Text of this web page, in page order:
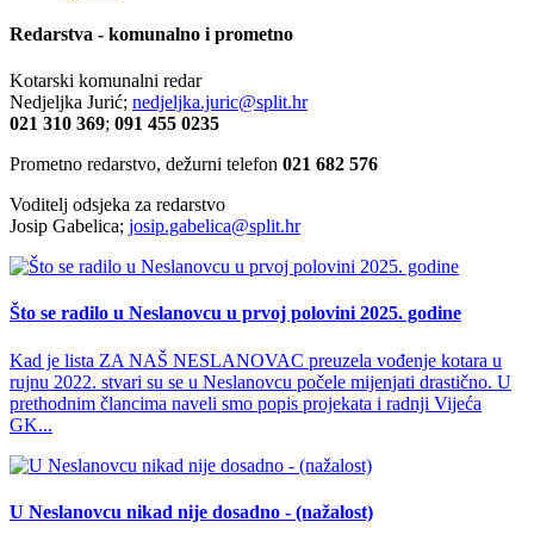
Redarstva - komunalno i prometno
Kotarski komunalni redar
Nedjeljka Jurić; nedjeljka.juric@split.hr
021 310 369; 091 455 0235
Prometno redarstvo, dežurni telefon 021 682 576
Voditelj odsjeka za redarstvo
Josip Gabelica; josip.gabelica@split.hr
Što se radilo u Neslanovcu u prvoj polovini 2025. godine
Kad je lista ZA NAŠ NESLANOVAC preuzela vođenje kotara u
rujnu 2022. stvari su se u Neslanovcu počele mijenjati drastično. U
prethodnim člancima naveli smo popis projekata i radnji Vijeća
GK...
U Neslanovcu nikad nije dosadno - (nažalost)